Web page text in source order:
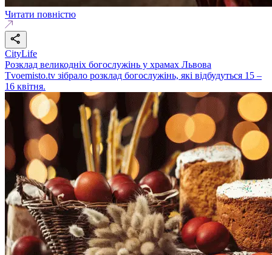
Читати повністю
CityLife
Розклад великодніх богослужінь у храмах Львова
Tvoemisto.tv зібрало розклад богослужінь, які відбудуться 15 –
16 квітня.